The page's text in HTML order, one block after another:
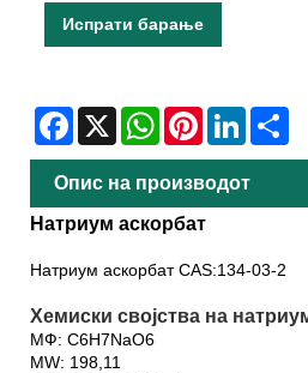
Испрати барање
Facebook
X WhatsAppPinterestLinkedIn
Опис на производот
Натриум аскорбат
Натриум аскорбат CAS:134-03-2
Хемиски својства на
МФ: C6H7NaO6
MW: 198,11